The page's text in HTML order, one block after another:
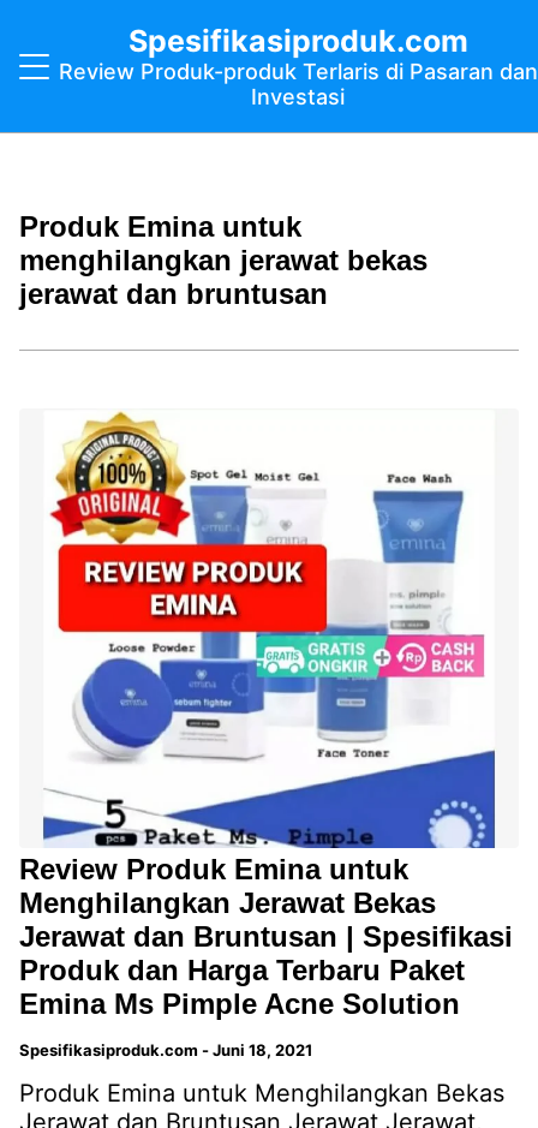
Spesifikasiproduk.com
Review Produk-produk Terlaris di Pasaran dan
Investasi
Produk Emina untuk
menghilangkan jerawat bekas
jerawat dan bruntusan
Review Produk Emina untuk
Menghilangkan Jerawat Bekas
Jerawat dan Bruntusan | Spesifikasi
Produk dan Harga Terbaru Paket
Emina Ms Pimple Acne Solution
Spesifikasiproduk.com -Juni 18, 2021
Produk Emina untuk Menghilangkan Bekas
Jerawat dan Bruntusan Jerawat Jerawat,